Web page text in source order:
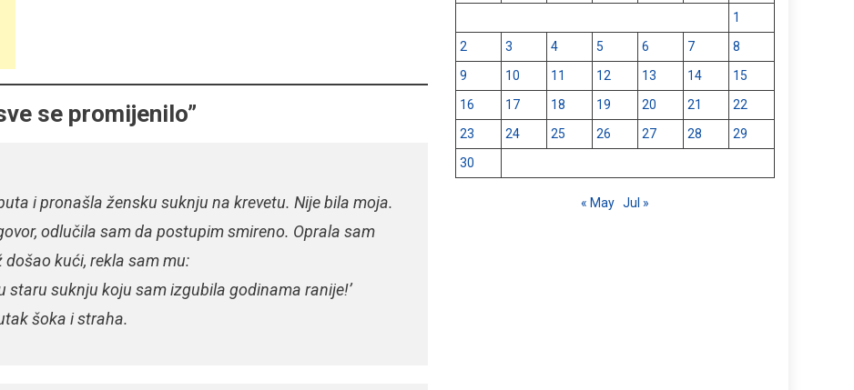
se promijenilo”
i pronašla žensku suknju na krevetu. Nije bila moja.
odlučila sam da postupim smireno. Oprala sam
kući, rekla sam mu:
staru suknju koju sam izgubila godinama ranije!’
šoka i straha.
1
2
3 4 5 6 7
8
9
10 11 12 13 14
15
16
17 18 19 20 21
22
23
24 25 26 27 28
29
30
« May Jul »